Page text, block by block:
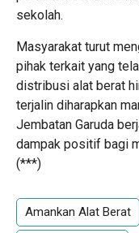
sekolah.
Masyarakat turut
pihak terkait yang
distribusi alat berat
terjalin diharapkan
Jembatan Garuda
dampak positif bagi
(***)
Amankan Alat Berat